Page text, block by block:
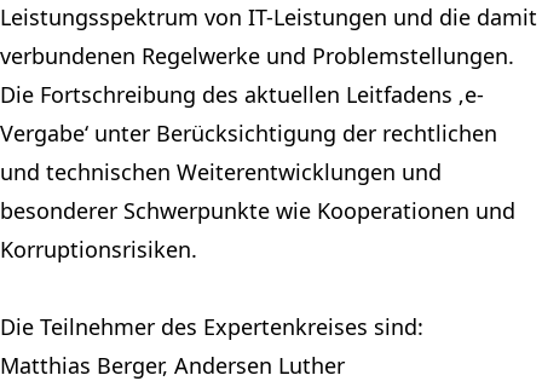
Leistungsspektrum von IT-Leistungen und die damit
verbundenen Regelwerke und Problemstellungen.
Die Fortschreibung des aktuellen Leitfadens ‚e-
Vergabe‘ unter Berücksichtigung der rechtlichen
und technischen Weiterentwicklungen und
besonderer Schwerpunkte wie Kooperationen und
Korruptionsrisiken.
Die Teilnehmer des Expertenkreises sind:
Matthias Berger, Andersen Luther